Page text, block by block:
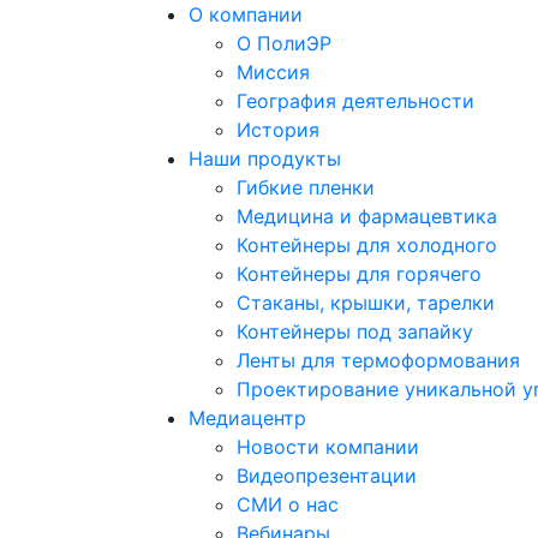
О компании
О ПолиЭР
Миссия
География деятельности
История
Наши продукты
Гибкие пленки
Медицина и фармацевтика
Контейнеры для холодного
Контейнеры для горячего
Стаканы, крышки, тарелки
Контейнеры под запайку
Ленты для термоформования
Проектирование уникальной
Медиацентр
Новости компании
Видеопрезентации
СМИ о нас
Вебинары